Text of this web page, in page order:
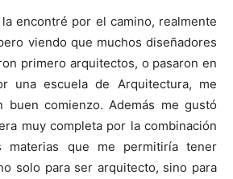
encontré por el camino, realmente
viendo que muchos diseñadores
primero arquitectos, o pasaron en
una escuela de Arquitectura, me
buen comienzo. Además me gustó
muy completa por la combinación
materias que me permitiría tener
solo para ser arquitecto, sino para